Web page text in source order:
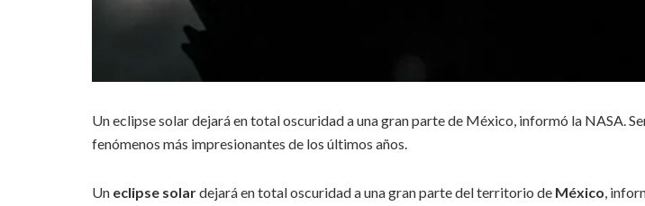
Un eclipse solar dejará en total oscuridad a una gran parte de México, informó la NASA.
fenómenos más impresionantes de los últimos años.
Un eclipse solardejará en total oscuridad a una gran parte del territorio de México,